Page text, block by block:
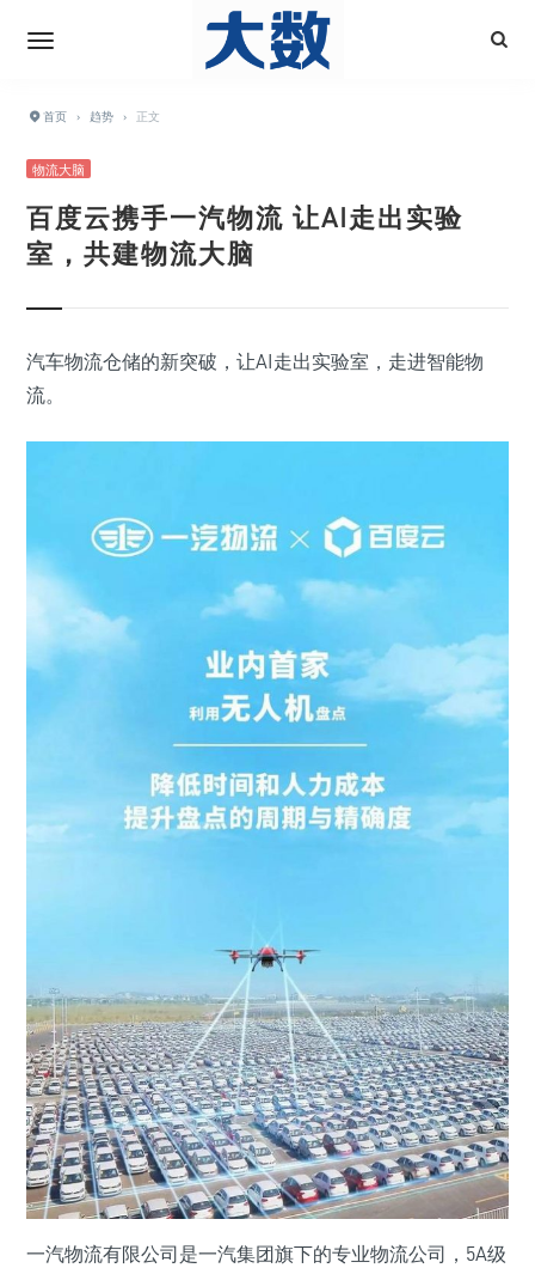
首页 › 趋势 › 正文
物流大脑
百度云携手一汽物流 让AI走出实验
室，共建物流大脑
汽车物流仓储的新突破，让AI走出实验室，走进智能物
流。
一汽物流有限公司是一汽集团旗下的专业物流公司，5A级